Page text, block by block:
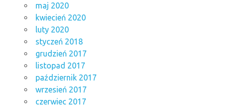
maj 2020
kwiecień 2020
luty 2020
styczeń 2018
grudzień 2017
listopad 2017
październik 2017
wrzesień 2017
czerwiec 2017